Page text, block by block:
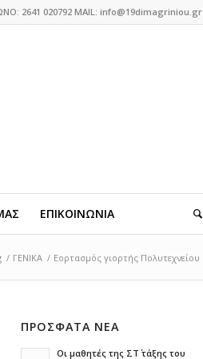
2641 020792 MAIL: info@19dimagriniou.gr
ΕΠΙΚΟΙΝΩΝΙΑ
/ ΓΕΝΙΚΑ / Εορτασμός γιορτής Πολυτεχνείου
ΠΡΟΣΦΑΤΑ ΝΕΑ
Οι μαθητές της ΣΤ΄ τάξης του